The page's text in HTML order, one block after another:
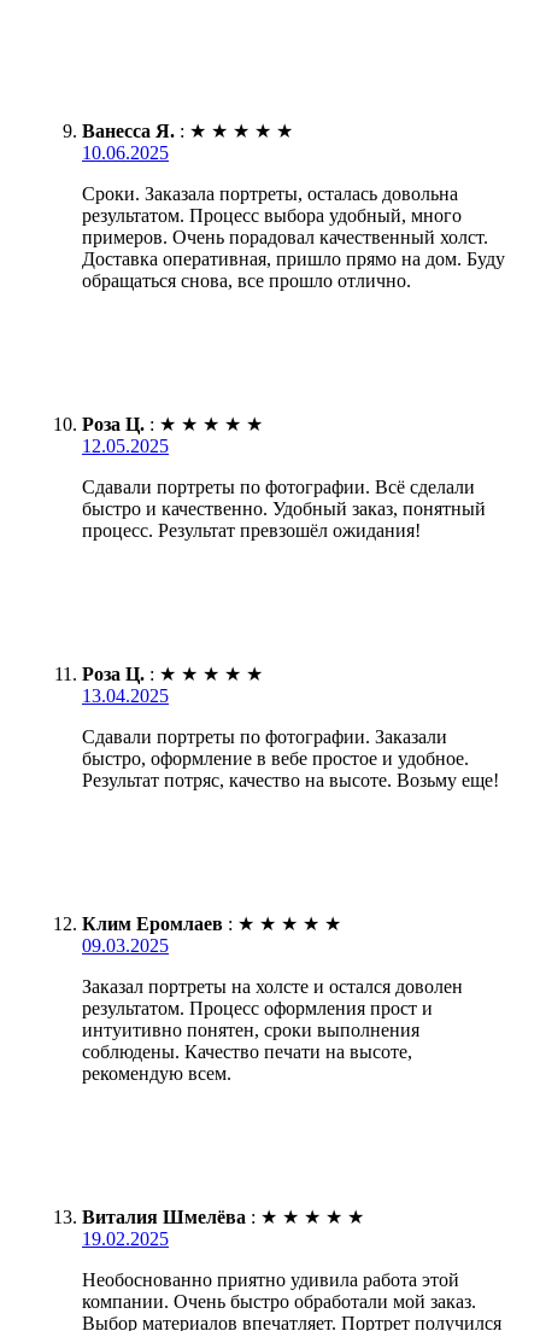
Ванесса Я. : ★ ★ ★ ★ ★
10.06.2025
Сроки. Заказала портреты, осталась довольна
результатом. Процесс выбора удобный, много
примеров. Очень порадовал качественный холст.
Доставка оперативная, пришло прямо на дом. Буду
обращаться снова, все прошло отлично.
Роза Ц. : ★ ★ ★ ★ ★
12.05.2025
Сдавали портреты по фотографии. Всё сделали
быстро и качественно. Удобный заказ, понятный
процесс. Результат превзошёл ожидания!
Роза Ц. : ★ ★ ★ ★ ★
13.04.2025
Сдавали портреты по фотографии. Заказали
быстро, оформление в вебе простое и удобное.
Результат потряс, качество на высоте. Возьму еще!
Клим Еромлаев : ★ ★ ★ ★ ★
09.03.2025
Заказал портреты на холсте и остался доволен
результатом. Процесс оформления прост и
интуитивно понятен, сроки выполнения
соблюдены. Качество печати на высоте,
рекомендую всем.
Виталия Шмелёва : ★ ★ ★ ★ ★
19.02.2025
Необоснованно приятно удивила работа этой
компании. Очень быстро обработали мой заказ.
Выбор материалов впечатляет. Портрет получился